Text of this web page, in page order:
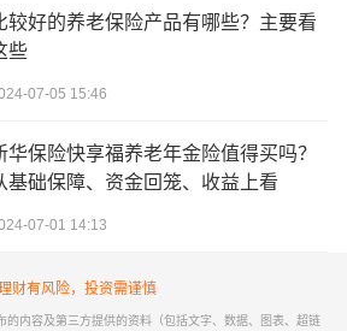
较好的养老保险产品有哪些？主要看
些
07-05 15:46
华保险快享福养老年金险值得买吗？
基础保障、资金回笼、收益上看
07-01 14:13
财有风险，投资需谨慎
的内容及第三方提供的资料（包括文字、数据、图表、超链